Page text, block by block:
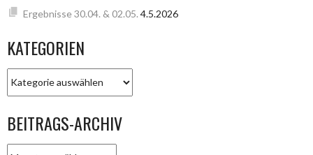
Ergebnisse 30.04. & 02.05. 4.5.2026
KATEGORIEN
BEITRAGS-ARCHIV